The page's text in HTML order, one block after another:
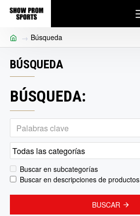
Búsqueda
BÚSQUEDA
BÚSQUEDA:
Buscar en subcategorías
Buscar en descripciones de productos
BUSCAR